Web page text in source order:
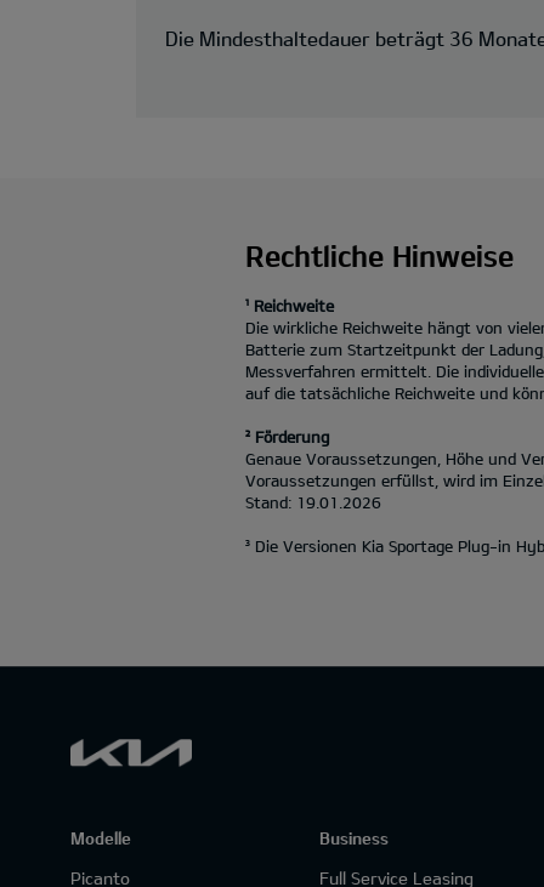
Die Mindesthaltedauer beträgt 36
Rechtliche Hinweise
¹ Reichweite
Die wirkliche Reichweite hängt von
Batterie zum Startzeitpunkt der
Messverfahren ermittelt. Die
auf die tatsächliche Reichweite und
² Förderung
Genaue Voraussetzungen, Höhe und
Voraussetzungen erfüllst, wird im
Stand: 19.01.2026
³ Die Versionen Kia Sportage Plug-in
Modelle
Picanto
Business
Full Service Leasing